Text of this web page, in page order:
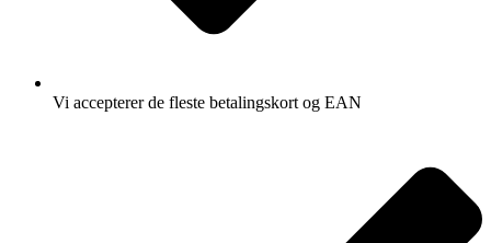
Vi accepterer de fleste betalingskort og EAN